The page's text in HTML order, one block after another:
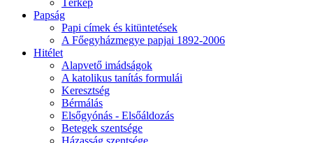
Térkép
Papság
Papi címek és kitüntetések
A Főegyházmegye papjai 1892-2006
Hitélet
Alapvető imádságok
A katolikus tanítás formulái
Keresztség
Bérmálás
Elsőgyónás - Elsőáldozás
Betegek szentsége
Házasság szentsége